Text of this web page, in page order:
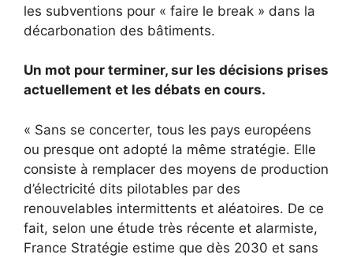
les subventions pour « faire le break » dans la
décarbonation des bâtiments.
Un mot pour terminer, sur les décisions prises
actuellement et les débats en cours.
« Sans se concerter, tous les pays européens
ou presque ont adopté la même stratégie. Elle
consiste à remplacer des moyens de production
d’électricité dits pilotables par des
renouvelables intermittents et aléatoires. De ce
fait, selon une étude très récente et alarmiste,
France Stratégie estime que dès 2030 et sans